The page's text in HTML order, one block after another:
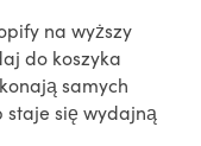
na wyższy
do koszyka
samych
staje się wydajną